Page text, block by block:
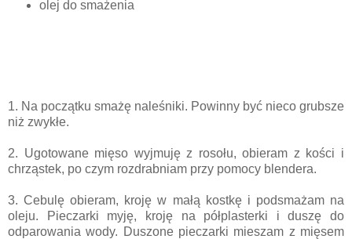
olej do smażenia
1. Na początku smażę naleśniki. Powinny być nieco grubsze
niż zwykłe.
2. Ugotowane mięso wyjmuję z rosołu, obieram z kości i
chrząstek, po czym rozdrabniam przy pomocy blendera.
3. Cebulę obieram, kroję w małą kostkę i podsmażam na
oleju.
Pieczarki myję, kroję na półplasterki i duszę do
odparowania wody. Duszone pieczarki mieszam z mięsem